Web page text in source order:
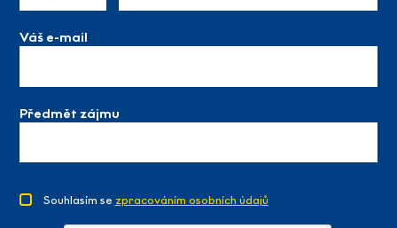
Váš e-mail
Předmět zájmu
Souhlasím se zpracováním osobních údajů